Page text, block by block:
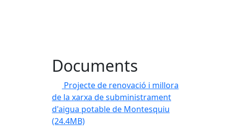
Documents
Projecte de renovació i millora
de la xarxa de subministrament
d'aigua potable de Montesquiu
(24.4MB)